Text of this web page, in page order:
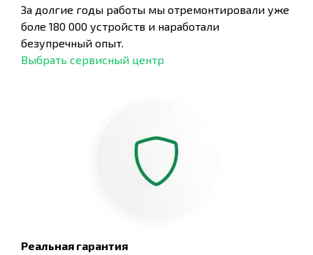
За долгие годы работы мы отремонтировали уже
боле 180 000 устройств и наработали
безупречный опыт.
Выбрать сервисный центр
Реальная гарантия